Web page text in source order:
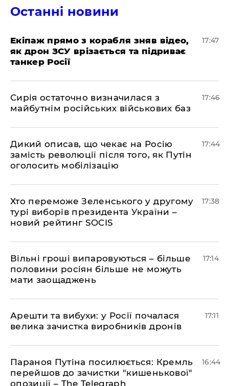
Останні новини
Екіпаж прямо з корабля зняв відео,
як дрон ЗСУ врізається та підриває
танкер Росії
17:47
Сирія остаточно визначилася з
майбутнім російських військових баз
17:46
Дикий описав, що чекає на Росію
замість революції після того, як Путін
оголосить мобілізацію
17:44
Хто переможе Зеленського у другому
турі виборів президента України –
новий рейтинг SOCIS
17:38
Вільні гроші випаровуються – більше
половини росіян більше не можуть
мати заощаджень
17:14
Арешти та вибухи: у Росії почалася
велика зачистка виробників дронів
17:11
Параноя Путіна посилюється: Кремль
перейшов до зачистки "кишенькової"
опозиції – The Telegraph
16:44